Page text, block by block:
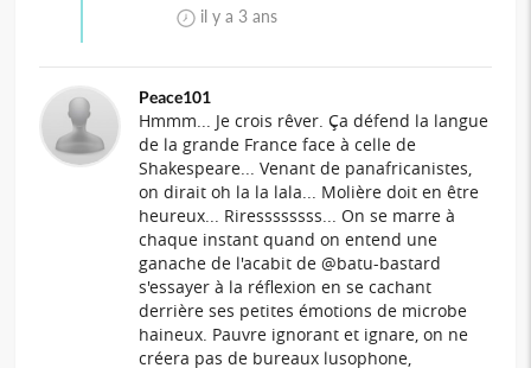
il y a 3 ans
Peace101
Hmmm... Je crois rêver. Ça défend la langue
de la grande France face à celle de
Shakespeare... Venant de panafricanistes,
on dirait oh la la lala... Molière doit en être
heureux... Riressssssss... On se marre à
chaque instant quand on entend une
ganache de l'acabit de @batu-bastard
s'essayer à la réflexion en se cachant
derrière ses petites émotions de microbe
haineux. Pauvre ignorant et ignare, on ne
créera pas de bureaux lusophone,